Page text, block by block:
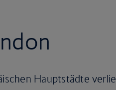
Hauptstädte